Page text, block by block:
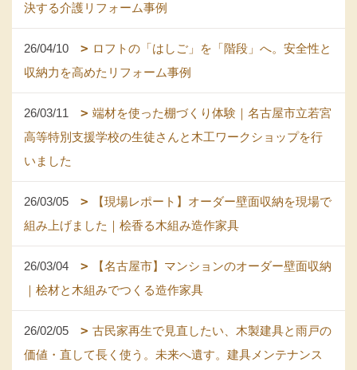
決する介護リフォーム事例
26/04/10
ロフトの「はしご」を「階段」へ。安全性と
収納力を高めたリフォーム事例
26/03/11
端材を使った棚づくり体験｜名古屋市立若宮
高等特別支援学校の生徒さんと木工ワークショップを行
いました
26/03/05
【現場レポート】オーダー壁面収納を現場で
組み上げました｜桧香る木組み造作家具
26/03/04
【名古屋市】マンションのオーダー壁面収納
｜桧材と木組みでつくる造作家具
26/02/05
古民家再生で見直したい、木製建具と雨戸の
価値・直して長く使う。未来へ遺す。建具メンテナンス